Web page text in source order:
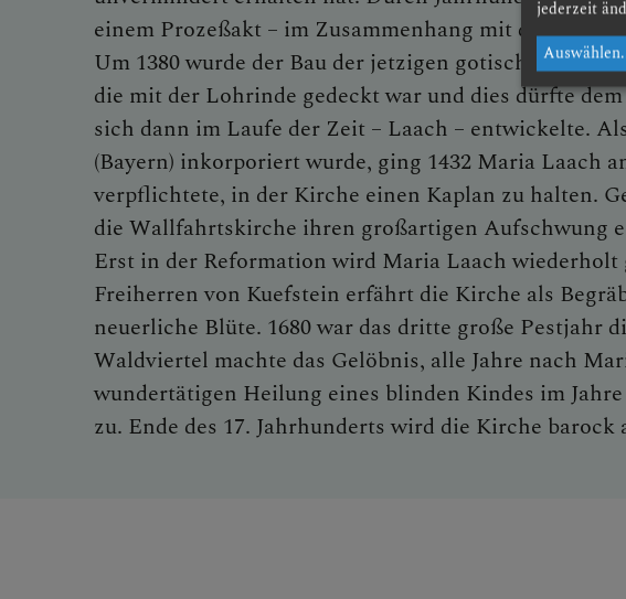
einem Prozeßakt – im Zusammenhang mit dem
Um 1380 wurde der Bau der jetzigen gotischen
die mit der Lohrinde gedeckt war und dies dürfte
sich dann im Laufe der Zeit – Laach – entwickelte.
(Bayern) inkorporiert wurde, ging 1432 Maria Laach
verpflichtete, in der Kirche einen Kaplan zu halten.
die Wallfahrtskirche ihren großartigen Aufschwung
Erst in der Reformation wird Maria Laach
Freiherren von Kuefstein erfährt die Kirche als
neuerliche Blüte. 1680 war das dritte große Pestjahr
Waldviertel machte das Gelöbnis, alle Jahre nach
wundertätigen Heilung eines blinden Kindes im
zu. Ende des 17. Jahrhunderts wird die Kirche barock
jederzeit
Auswählen